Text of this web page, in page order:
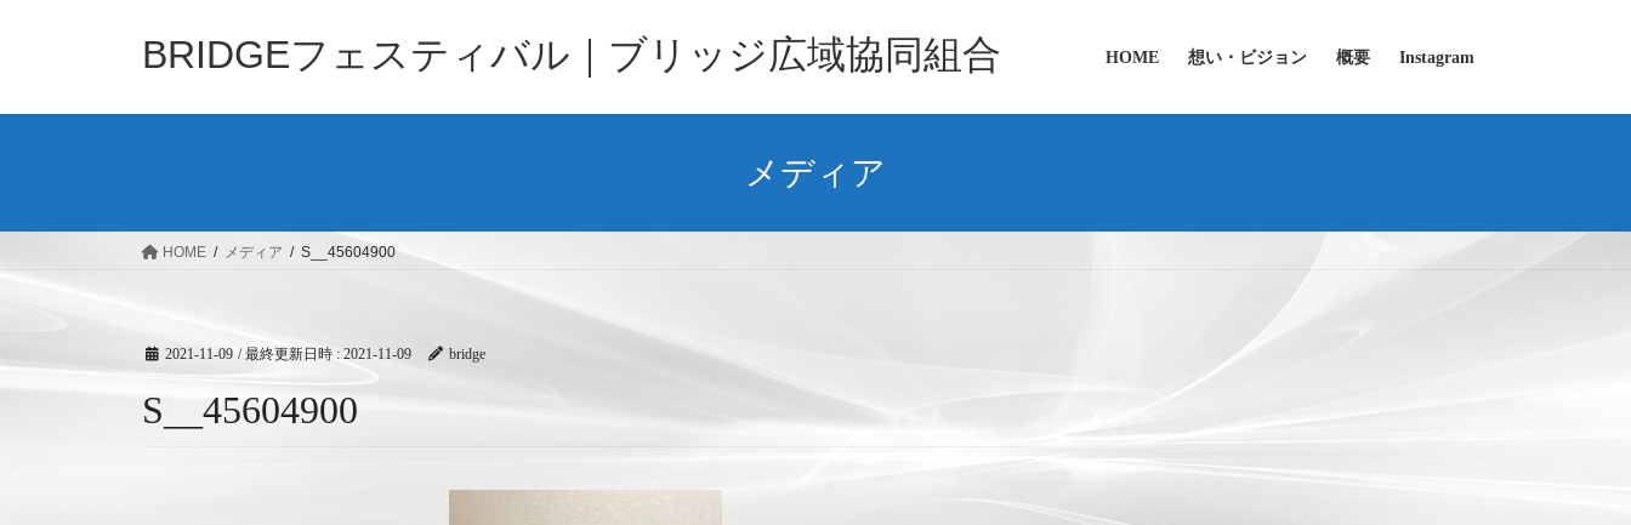
プ
動
BRIDGEフェスティバル｜ブリッジ広域協同組合 HOME 想い・ビジョン 概要 Instagram
メディア
HOME メディア S__45604900
2021-11-09 / 最終更新日時 : 2021-11-09 bridge
S__45604900